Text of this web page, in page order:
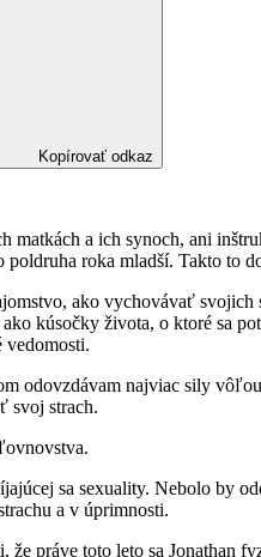
Kopírovať odkaz
matkách a ich synoch, ani
roka mladší. Takto to
ako vychovávať
kúsočky života, o ktoré sa
vedomosti.
odovzdávam najviac sily
svoj strach.
sa sexuality. Nebolo by
a v úprimnosti.
práve toto leto sa Jonathan